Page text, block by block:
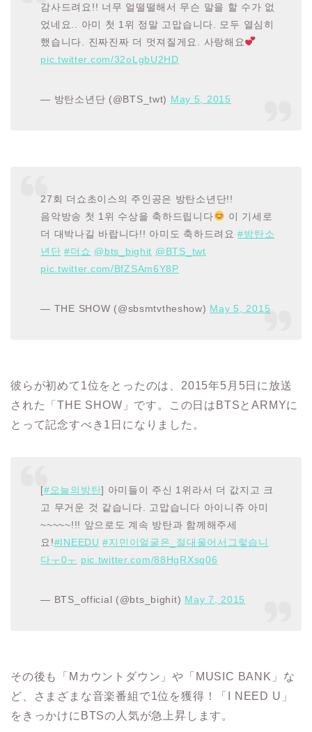
감사드려요!! 너무 얼떨떨해서 무슨 말을 할 수가 없
었네요.. 아미 첫 1위 정말 고맙습니다. 모두 열심히
했습니다. 진짜진짜 더 멋져질게요. 사랑해요
pic.twitter.com/32oLgbU2HD
— 방탄소년단 (@BTS_twt) May 5, 2015
27회 더쇼초이스의 주인공은 방탄소년단!!
음악방송 첫 1위 수상을 축하드립니다
이 기세로
더 대박나길 바랍니다!! 아미도 축하드려요#방탄소
년단 #더쇼 @bts_bighit @BTS_twt
pic.twitter.com/BfZSAm6Y8P
— THE SHOW (@sbsmtvtheshow) May 5, 2015
彼らが初めて1位をとったのは、2015年5月5日に放送
された「THE SHOW」です。この日はBTSとARMYに
とって記念すべき1日になりました。
[#오늘의방탄] 아미들이 주신 1위라서 더 값지고 크
고 무거운 것 같습니다. 고맙습니다 아이니쥬 아미
~~~~~!!! 앞으로도 계속 방탄과 함께해주세
요!#INEEDU #지민이얼굴은_절대울어서그렇습니
다ㅜ0ㅜ pic.twitter.com/88HgRXsq06
— BTS_official (@bts_bighit) May 7, 2015
その後も「Mカウントダウン」や「MUSIC BANK」な
ど、さまざまな音楽番組で1位を獲得！「I NEED U」
をきっかけにBTSの人気が急上昇します。